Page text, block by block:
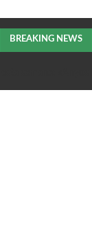
BREAKING NEWS